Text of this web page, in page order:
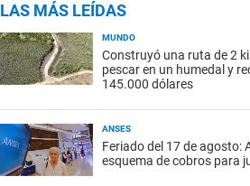
LAS MÁS LEÍDAS
MUNDO
Construyó una ruta de 2
pescar en un humedal y
145.000 dólares
ANSES
Feriado del 17 de agosto:
esquema de cobros para